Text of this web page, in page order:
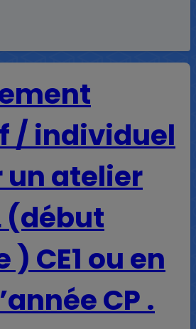
/ individuel
un atelier
(début
) CE1 ou en
CP .